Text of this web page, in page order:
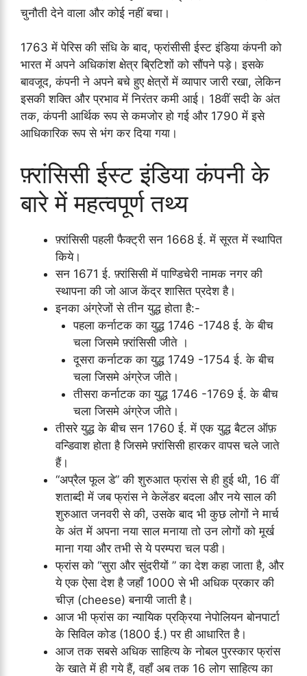
चुनौती देने वाला और कोई नहीं बचा।
1763 में पेरिस की संधि के बाद, फ्रांसीसी ईस्ट इंडिया कंपनी को
भारत में अपने अधिकांश क्षेत्र ब्रिटिशों को सौंपने पड़े। इसके
बावजूद, कंपनी ने अपने बचे हुए क्षेत्रों में व्यापार जारी रखा, लेकिन
इसकी शक्ति और प्रभाव में निरंतर कमी आई। 18वीं सदी के अंत
तक, कंपनी आर्थिक रूप से कमजोर हो गई और 1790 में इसे
आधिकारिक रूप से भंग कर दिया गया।
फ़्रांसिसी ईस्ट इंडिया कंपनी के
बारे में महत्वपूर्ण तथ्य
फ़्रांसिसी पहली फैक्ट्री सन 1668 ई. में सूरत में स्थापित
किये।
सन 1671 ई. फ़्रांसिसी में पाण्डिचेरी नामक नगर की
स्थापना की जो आज केंद्र शासित प्रदेश है।
इनका अंग्रेजों से तीन युद्ध होता है:-
पहला कर्नाटक का युद्ध 1746 -1748 ई. के बीच
चला जिसमे फ़्रांसिसी जीते ।
दूसरा कर्नाटक का युद्ध 1749 -1754 ई. के बीच
चला जिसमे अंग्रेज जीते।
तीसरा कर्नाटक का युद्ध 1746 -1769 ई. के बीच
चला जिसमे अंग्रेज जीते।
तीसरे युद्ध के बीच सन 1760 ई. में एक युद्ध बैटल ऑफ़
वन्डिवाश होता है जिसमे फ़्रांसिसी हारकर वापस चले जाते
हैं।
“अप्रैल फूल डे” की शुरुआत फ्रांस से ही हुई थी, 16 वीं
शताब्दी में जब फ्रांस ने केलेंडर बदला और नये साल की
शुरुआत जनवरी से की, उसके बाद भी कुछ लोगों ने मार्च
के अंत में अपना नया साल मनाया तो उन लोगों को मूर्ख
माना गया और तभी से ये परम्परा चल पडी।
फ्रांस को “सुरा और सुंदरीयों ” का देश कहा जाता है, और
ये एक ऐसा देश है जहॉं 1000 से भी अधिक प्रकार की
चीज़ (cheese) बनायी जाती है।
आज भी फ्रांस का न्यायिक प्रक्रिया नेपोलियन बोनपार्टा
के सिविल कोड (1800 ई.) पर ही आधारित है।
आज तक सबसे अधिक साहित्य के नोबल पुरस्कार फ्रांस
के खाते में ही गये हैं, वहॉं अब तक 16 लोग साहित्य का